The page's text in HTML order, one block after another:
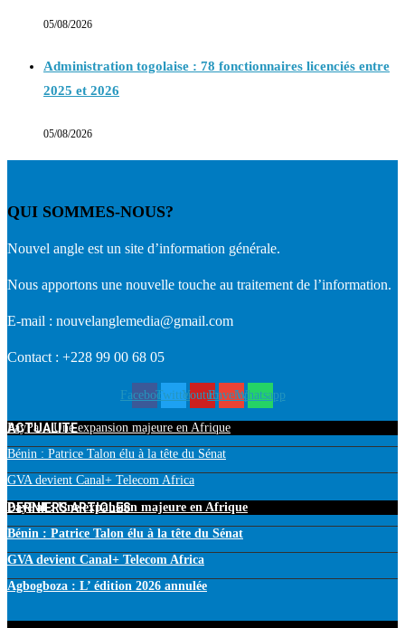
05/08/2026
Administration togolaise : 78 fonctionnaires licenciés entre
2025 et 2026
05/08/2026
QUI SOMMES-NOUS?
Nouvel angle est un site d’information générale.
Nous apportons une nouvelle touche au traitement de l’information.
E-mail : nouvelanglemedia@gmail.com
Contact : +228 99 00 68 05
FacebookTwitterYoutubeEnvelopeWhatsapp
ACTUALITE
PayPal : Une expansion majeure en Afrique
Bénin : Patrice Talon élu à la tête du Sénat
GVA devient Canal+ Telecom Africa
DERNIERS ARTICLES
PayPal : Une expansion majeure en Afrique
Bénin : Patrice Talon élu à la tête du Sénat
GVA devient Canal+ Telecom Africa
Agbogboza : L’ édition 2026 annulée